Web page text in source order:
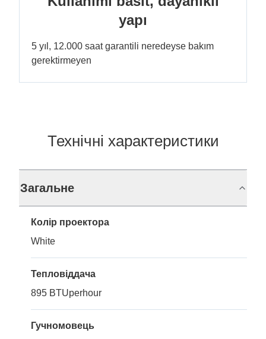
yapı
5 yıl, 12.000 saat garantili neredeyse bakım
gerektirmeyen
Технічні характеристики
Загальне
Колір проектора
White
Тепловіддача
895 BTUperhour
Гучномовець